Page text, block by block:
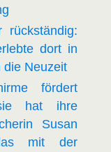
rückständig:
dort in
die Neuzeit
fördert
hat ihre
Susan
mit der